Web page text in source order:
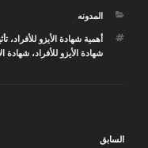
التصنيفات
المدونه
الوسوم
أهمية شهادة الأيزو للأفراد،
شهادة الأيزو للأفراد،شهادة
المقالة
السابق